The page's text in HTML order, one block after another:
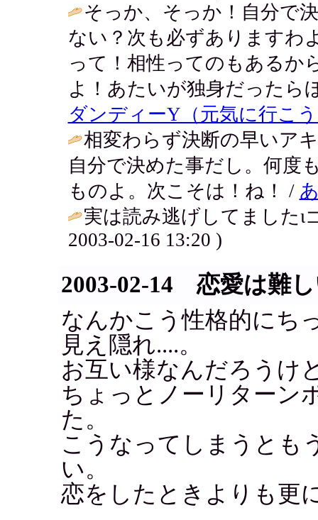
そっか、そっか！自分で
ない？次も必ずありますわ
って！相性ってのもあるか
よ！あたいが独身だったら
ダンディーY（元気に行こ
相変わらず決断の早いア
自分で決めた事だし。何度
ものよ。次こそは！ね！ /
実は読み逃げしてました
2003-02-16 13:20 )
2003-02-14 恋愛は難
なんかこう性格的にち
見え隠れ....。
お互い様なんだろうけ
ちょっとノーリターン
た。
こうなってしまうとも
い。
恋をしたときよりも更